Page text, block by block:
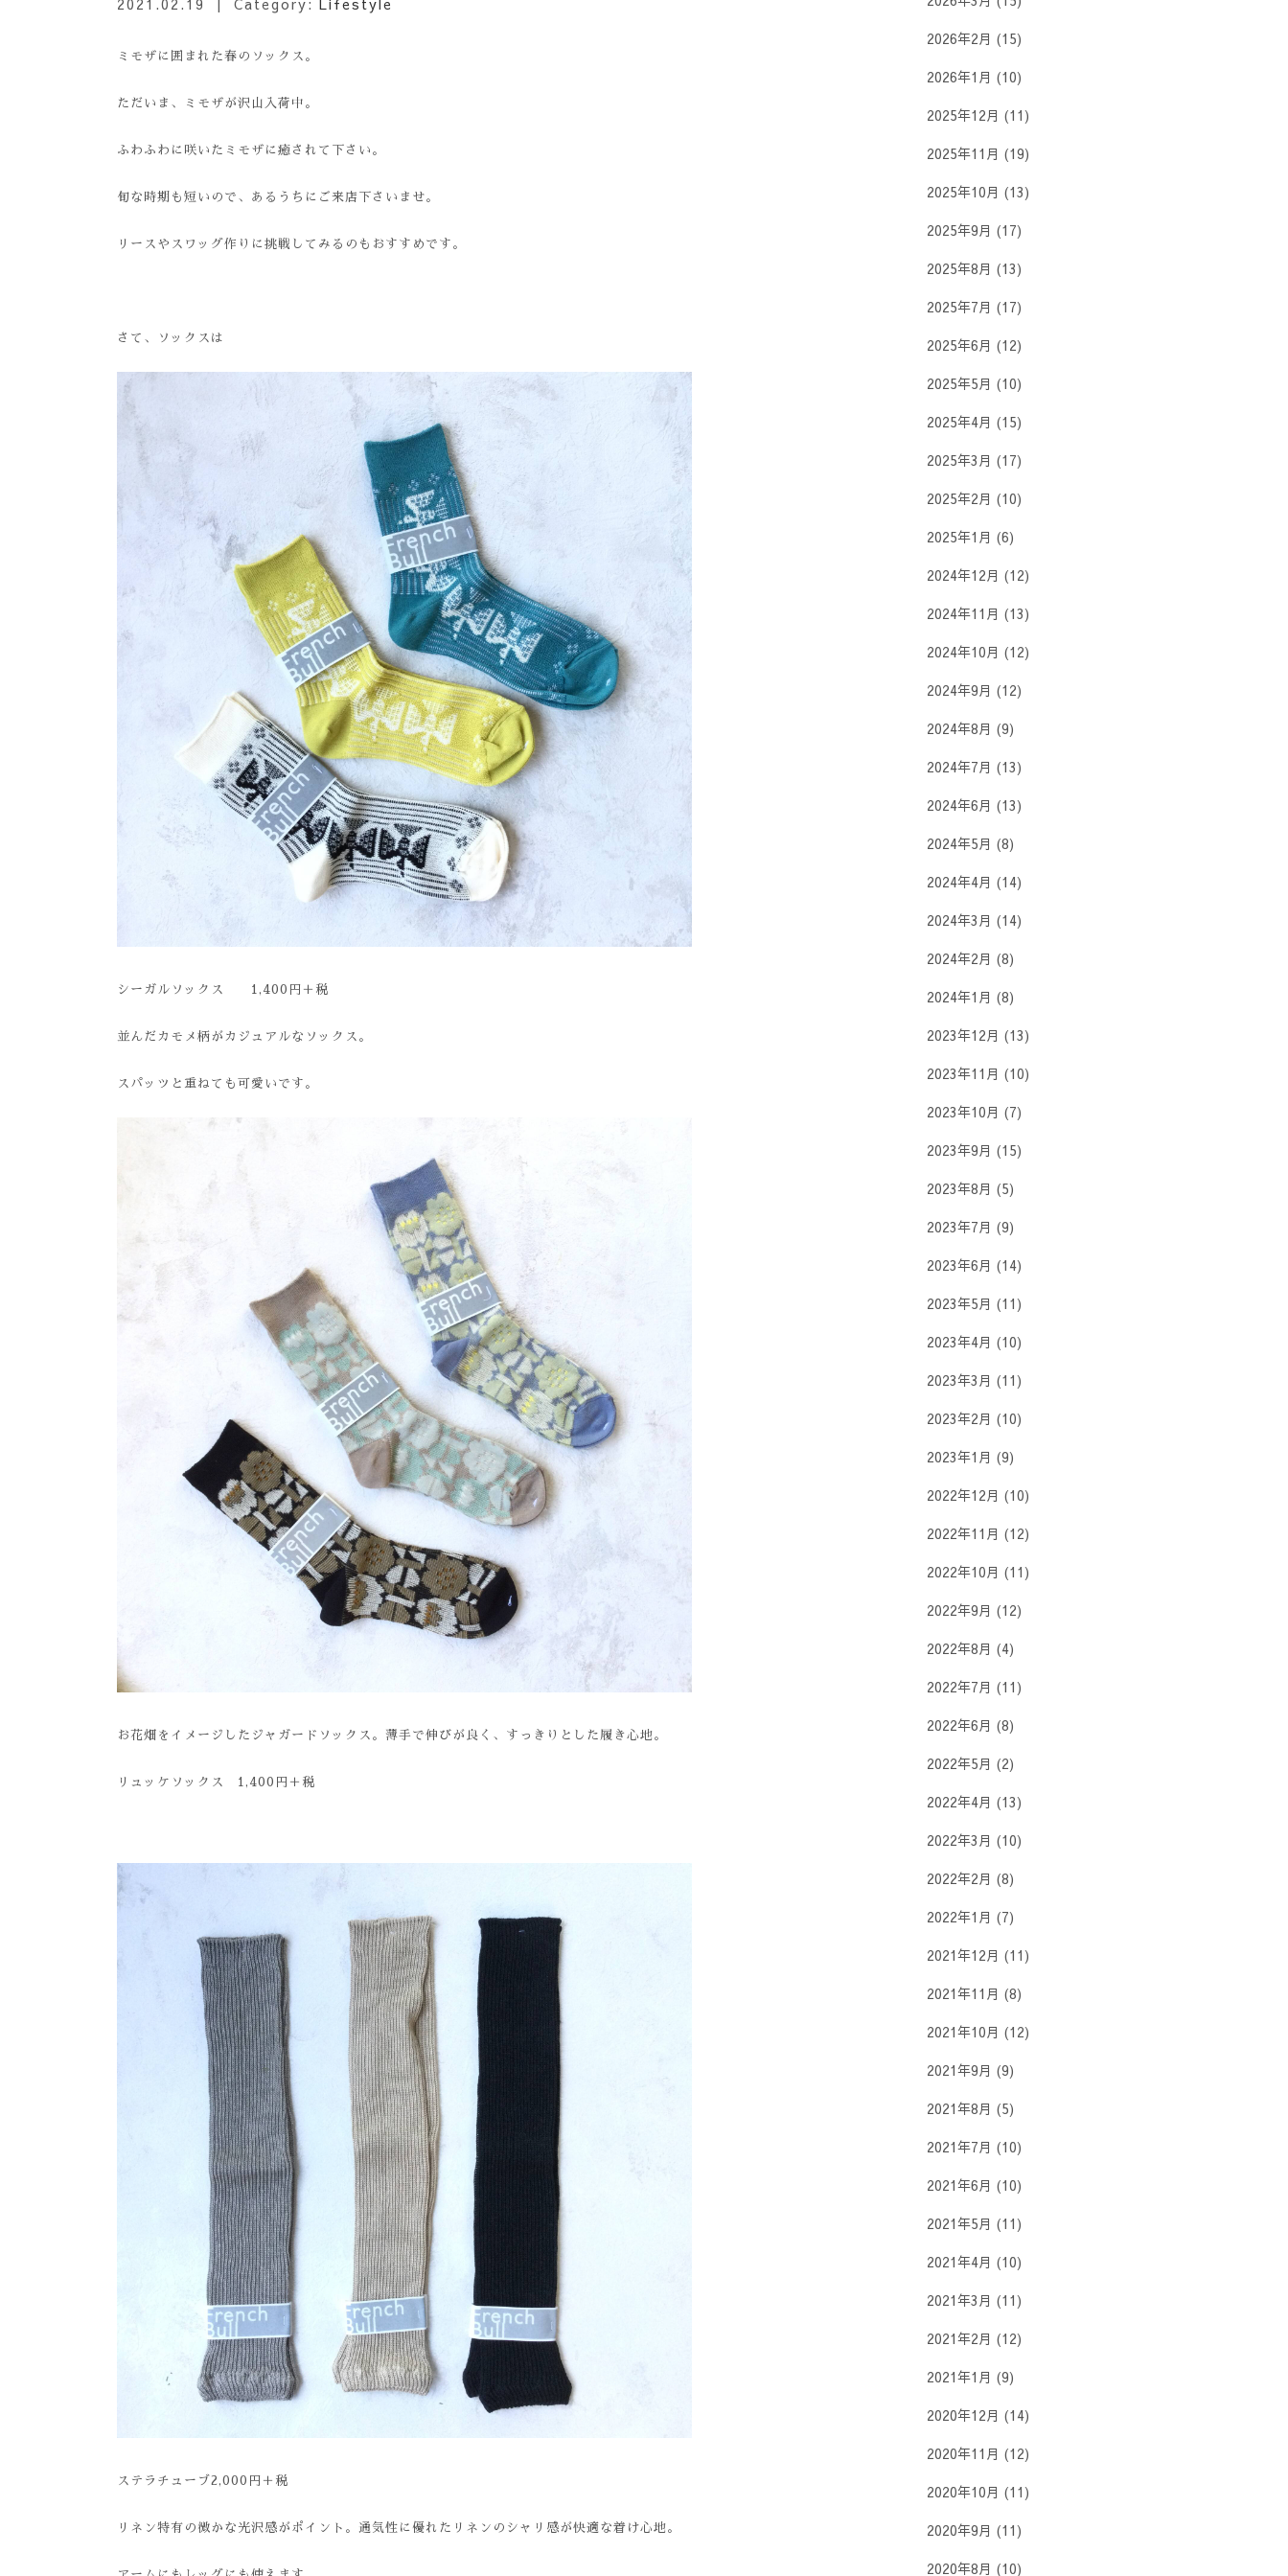
2021.02.19 | Category: Lifestyle
ミモザに囲まれた春のソックス。
ただいま、ミモザが沢山入荷中。
ふわふわに咲いたミモザに癒されて下さい。
旬な時期も短いので、あるうちにご来店下さいませ。
リースやスワッグ作りに挑戦してみるのもおすすめです。
さて、ソックスは
シーガルソックス 1,400円＋税
並んだカモメ柄がカジュアルなソックス。
スパッツと重ねても可愛いです。
お花畑をイメージしたジャガードソックス。薄手で伸びが良く、すっきりとした履き心地。
リュッケソックス 1,400円＋税
ステラチューブ2,000円＋税
リネン特有の微かな光沢感がポイント。通気性に優れたリネンのシャリ感が快適な着け心地。
2026年2月 (15)
2026年1月 (10)
2025年12月 (11)
2025年11月 (19)
2025年10月 (13)
2025年9月 (17)
2025年8月 (13)
2025年7月 (17)
2025年6月 (12)
2025年5月 (10)
2025年4月 (15)
2025年3月 (17)
2025年2月 (10)
2025年1月 (6)
2024年12月 (12)
2024年11月 (13)
2024年10月 (12)
2024年9月 (12)
2024年8月 (9)
2024年7月 (13)
2024年6月 (13)
2024年5月 (8)
2024年4月 (14)
2024年3月 (14)
2024年2月 (8)
2024年1月 (8)
2023年12月 (13)
2023年11月 (10)
2023年10月 (7)
2023年9月 (15)
2023年8月 (5)
2023年7月 (9)
2023年6月 (14)
2023年5月 (11)
2023年4月 (10)
2023年3月 (11)
2023年2月 (10)
2023年1月 (9)
2022年12月 (10)
2022年11月 (12)
2022年10月 (11)
2022年9月 (12)
2022年8月 (4)
2022年7月 (11)
2022年6月 (8)
2022年5月 (2)
2022年4月 (13)
2022年3月 (10)
2022年2月 (8)
2022年1月 (7)
2021年12月 (11)
2021年11月 (8)
2021年10月 (12)
2021年9月 (9)
2021年8月 (5)
2021年7月 (10)
2021年6月 (10)
2021年5月 (11)
2021年4月 (10)
2021年3月 (11)
2021年2月 (12)
2021年1月 (9)
2020年12月 (14)
2020年11月 (12)
2020年10月 (11)
2020年9月 (11)
2020年8月 (10)